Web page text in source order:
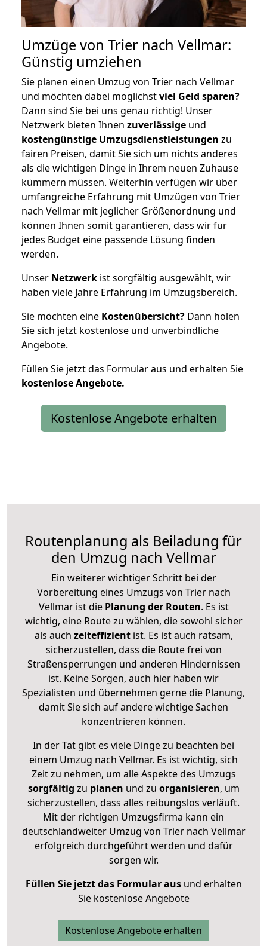
Umzüge von Trier nach Vellmar:
Günstig umziehen
Sie planen einen Umzug von Trier nach Vellmar
und möchten dabei möglichstviel Geld sparen?
Dann sind Sie bei uns genau richtig! Unser
Netzwerk bieten Ihnen zuverlässige und
kostengünstige Umzugsdienstleistungen zu
fairen Preisen, damit Sie sich um nichts anderes
als die wichtigen Dinge in Ihrem neuen Zuhause
kümmern müssen. Weiterhin verfügen wir über
umfangreiche Erfahrung mit Umzügen von Trier
nach Vellmar mit jeglicher Größenordnung und
können Ihnen somit garantieren, dass wir für
jedes Budget eine passende Lösung finden
werden.
Unser Netzwerk ist sorgfältig ausgewählt, wir
haben viele Jahre Erfahrung im Umzugsbereich.
Sie möchten eine Kostenübersicht? Dann holen
Sie sich jetzt kostenlose und unverbindliche
Angebote.
Füllen Sie jetzt das Formular aus und erhalten Sie
kostenloseAngebote.
Kostenlose Angebote erhalten
Routenplanung als Beiladung für
den Umzug nach Vellmar
Ein weiterer wichtiger Schritt bei der
Vorbereitung eines Umzugs von Trier nach
Vellmar ist diePlanung der Routen. Es ist
wichtig, eine Route zu wählen, die sowohl sicher
als auch zeiteffizientist. Es ist auch ratsam,
sicherzustellen, dass die Route frei von
Straßensperrungen und anderen Hindernissen
ist. Keine Sorgen, auch hier haben wir
Spezialisten und übernehmen gerne die Planung,
damit Sie sich auf andere wichtige Sachen
konzentrieren können.
In der Tat gibt es viele Dinge zu beachten bei
einem Umzug nach Vellmar. Es ist wichtig, sich
Zeit zu nehmen, um alle Aspekte des Umzugs
sorgfältig zu planen und zu organisieren, um
sicherzustellen, dass alles reibungslos verläuft.
Mit der richtigen Umzugsfirma kann ein
deutschlandweiter Umzug von Trier nach Vellmar
erfolgreich durchgeführt werden und dafür
sorgen wir.
Füllen Sie jetzt das Formular ausund erhalten
Sie kostenlose Angebote
Kostenlose Angebote erhalten